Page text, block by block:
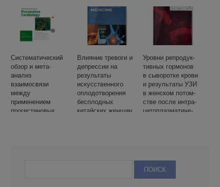
бесплодием
фетальной
Систематический
обзор и мета-
анализ
взаимосвязи
между
применением
прогестиновых
Влияние тревоги и
депрессии на
результаты
искусственного
оплодотворения
бесплодных
китайских женщин
Уров­ни ре­про­дук­
тив­ных гор­мо­нов
в сы­во­рот­ке кро­ви
и ре­зуль­та­ты УЗИ
в жен­ском потом­
стве по­сле ин­тра­
ци­то­плаз­ма­ти­че­